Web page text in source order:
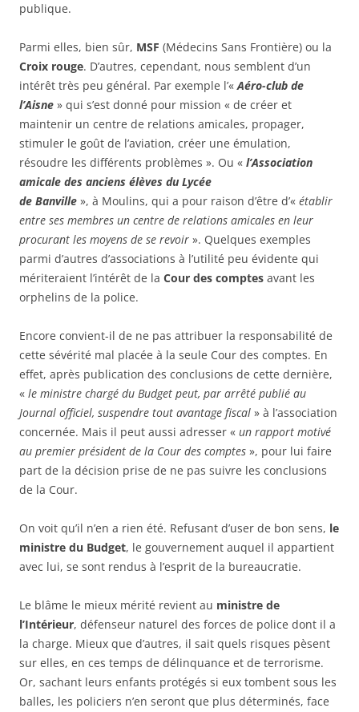
publique.
Parmi elles, bien sûr, MSF (Médecins Sans Frontière) ou la
Croix rouge. D’autres, cependant, nous semblent d’un
intérêt très peu général. Par exemple l’«Aéro-club de
l’Aisne » qui s’est donné pour mission « de créer et
maintenir un centre de relations amicales, propager,
stimuler le goût de l’aviation, créer une émulation,
résoudre les différents problèmes ». Ou « l’Association
amicale des anciens élèves du Lycée
de Banville », à Moulins, qui a pour raison d’être d’« établir
entre ses membres un centre de relations amicales en leur
procurant les moyens de se revoir ». Quelques exemples
parmi d’autres d’associations à l’utilité peu évidente qui
mériteraient l’intérêt de la Cour des comptes avant les
orphelins de la police.
Encore convient-il de ne pas attribuer la responsabilité de
cette sévérité mal placée à la seule Cour des comptes. En
effet, après publication des conclusions de cette dernière,
« le ministre chargé du Budget peut, par arrêté publié au
Journal officiel, suspendre tout avantage fiscal » à l’association
concernée. Mais il peut aussi adresser « un rapport motivé
au premier président de la Cour des comptes », pour lui faire
part de la décision prise de ne pas suivre les conclusions
de la Cour.
On voit qu’il n’en a rien été. Refusant d’user de bon sens, le
ministre du Budget, le gouvernement auquel il appartient
avec lui, se sont rendus à l’esprit de la bureaucratie.
Le blâme le mieux mérité revient au ministre de
l’Intérieur, défenseur naturel des forces de police dont il a
la charge. Mieux que d’autres, il sait quels risques pèsent
sur elles, en ces temps de délinquance et de terrorisme.
Or, sachant leurs enfants protégés si eux tombent sous les
balles, les policiers n’en seront que plus déterminés, face